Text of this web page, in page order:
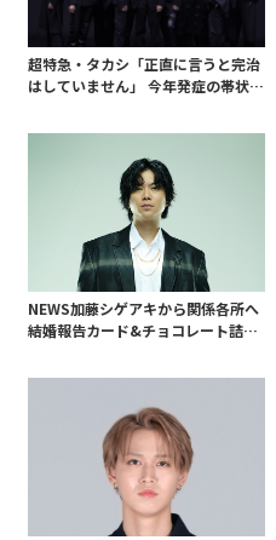
超特急・タカシ「正直に言うと完治
はしていません」 今年発症の帯状疱
白 後遺症も語る
NEWS加藤シゲアキから関係各所へ
結婚報告カード&チョコレート詰め
も添えて